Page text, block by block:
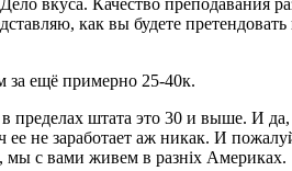
вкуса. Качество преподавания
как вы будете
за ещё примерно 25-40к.
пределах штата это 30 и выше. И
не заработает аж никак. И
мы с вами живем в разніх Америках.